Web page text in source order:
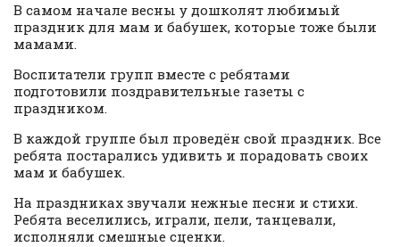
В самом начале весны у дошколят любимый
праздник для мам и бабушек, которые тоже были
мамами.
Воспитатели групп вместе с ребятами
подготовили поздравительные газеты с
праздником.
В каждой группе был проведён свой праздник. Все
ребята постарались удивить и порадовать своих
мам и бабушек.
На праздниках звучали нежные песни и стихи.
Ребята веселились, играли, пели, танцевали,
исполняли смешные сценки.